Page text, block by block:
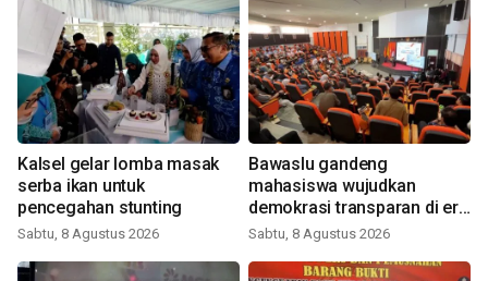
Kalsel gelar lomba masak
serba ikan untuk
pencegahan stunting
Sabtu, 8 Agustus 2026
Bawaslu gandeng
mahasiswa wujudkan
demokrasi transparan di era
digital
Sabtu, 8 Agustus 2026